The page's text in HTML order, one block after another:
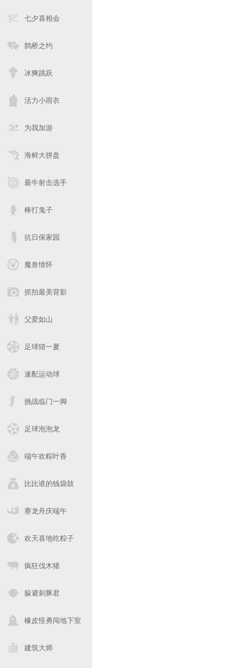
七夕喜相会
鹊桥之约
冰爽跳跃
活力小雨衣
为我加游
海鲜大拼盘
最牛射击选手
棒打鬼子
抗日保家园
魔兽情怀
抓拍最美背影
父爱如山
足球猜一夏
速配运动球
挑战临门一脚
足球泡泡龙
端午欢粽叶香
比比谁的钱袋鼓
赛龙舟庆端午
欢天喜地吃粽子
疯狂伐木猪
躲避刺豚君
橡皮怪勇闯地下室
建筑大师